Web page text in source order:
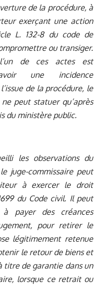
de la procédure, à
exerçant une action
L. 132-8 du code de
ou transiger.
de ces actes est
une incidence
de la procédure, le
peut statuer qu’après
du ministère public.
les observations du
juge-commissaire peut
à exercer le droit
du Code civil. Il peut
à payer des créances
pour retirer le
légitimement retenue
le retour de biens et
titre de garantie dans un
lorsque ce retrait ou